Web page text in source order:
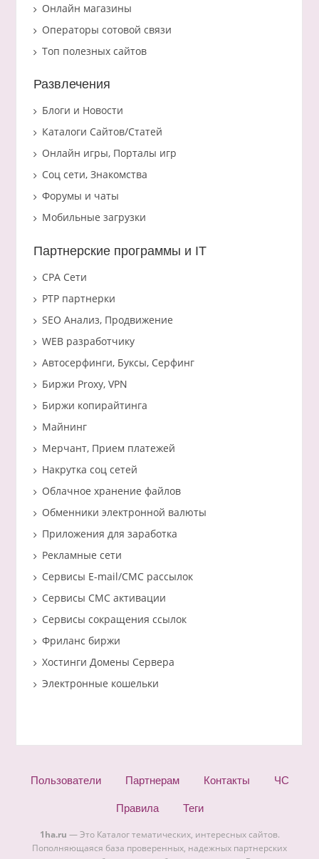
Онлайн магазины
Операторы сотовой связи
Топ полезных сайтов
Развлечения
Блоги и Новости
Каталоги Сайтов/Статей
Онлайн игры, Порталы игр
Соц сети, Знакомства
Форумы и чаты
Мобильные загрузки
Партнерские программы и IT
CPA Сети
PTP партнерки
SEO Анализ, Продвижение
WEB разработчику
Автосерфинги, Буксы, Серфинг
Биржи Proxy, VPN
Биржи копирайтинга
Майнинг
Мерчант, Прием платежей
Накрутка соц сетей
Облачное хранение файлов
Обменники электронной валюты
Приложения для заработка
Рекламные сети
Сервисы E-mail/СМС рассылок
Сервисы СМС активации
Сервисы сокращения ссылок
Фриланс биржи
Хостинги Домены Сервера
Электронные кошельки
Пользователи Партнерам Контакты ЧС
Правила Теги
1ha.ru — Это Каталог тематических, интересных сайтов.
Пополняющаяся база проверенных, надежных партнерских